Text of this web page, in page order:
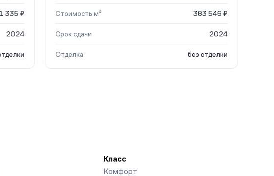
335 ₽
2024
Стоимость м² 383 546 ₽
Срок сдачи 2024
Отделка без отделки
Класс
Комфорт